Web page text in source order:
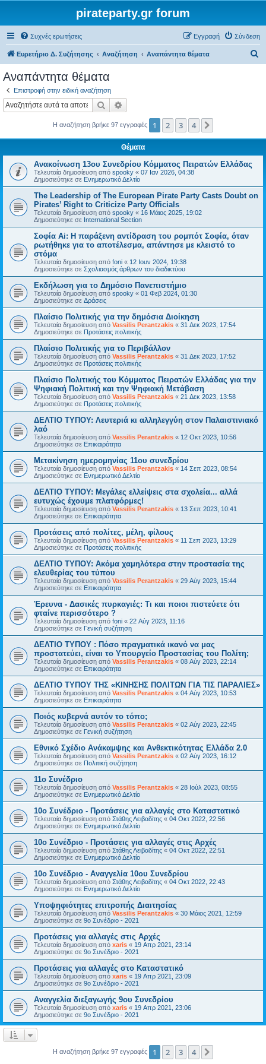
pirateparty.gr forum
Συχνές ερωτήσεις Σύνδεση
Εγγραφή
Ευρετήριο Δ. Συζήτησης Αναζήτηση Αναπάντητα θέματα
η
Αναπάντητα θέματα
Επιστροφή στην ειδική αναζήτηση
Αναζήτηση
Η αναζήτηση βρήκε 97 εγγραφές 1 2 3 4
Θέματα
Ανακοίνωση 13ου Συνεδρίου Κόμματος Πειρατών Ελλάδας
Τελευταία δημοσίευση από spooky « 07 Ιαν 2026, 04:38
Δημοσιεύτηκε σε Ενημερωτικό Δελτίο
The Leadership of The European Pirate Party Casts Doubt on
Pirates’ Right to Criticize Party Officials
Τελευταία δημοσίευση από spooky « 16 Μάιος 2025, 19:02
Δημοσιεύτηκε σε International Section
Σοφία Ai: Η παράξενη αντίδραση του ρομπότ Σοφία, όταν
ρωτήθηκε για το αποτέλεσμα, απάντησε με κλειστό το
στόμα
Τελευταία δημοσίευση από foni « 12 Ιουν 2024, 19:38
Δημοσιεύτηκε σε Σχολιασμός άρθρων του διαδικτύου
Εκδήλωση για το Δημόσιο Πανεπιστήμιο
Τελευταία δημοσίευση από spooky « 01 Φεβ 2024, 01:30
Δημοσιεύτηκε σε Δράσεις
Πλαίσιο Πολιτικής για την δημόσια Διοίκηση
Τελευταία δημοσίευση από Vassilis Perantzakis « 31 Δεκ 2023, 17:54
Δημοσιεύτηκε σε Προτάσεις πολιτικής
Πλαίσιο Πολιτικής για το Περιβάλλον
Τελευταία δημοσίευση από Vassilis Perantzakis « 31 Δεκ 2023, 17:52
Δημοσιεύτηκε σε Προτάσεις πολιτικής
Πλαίσιο Πολιτικής του Κόμματος Πειρατών Ελλάδας για την
Ψηφιακή Πολιτική και την Ψηφιακή Μετάβαση
Τελευταία δημοσίευση από Vassilis Perantzakis « 21 Δεκ 2023, 13:58
Δημοσιεύτηκε σε Προτάσεις πολιτικής
ΔΕΛΤΙΟ ΤΥΠΟΥ: Λευτεριά κι αλληλεγγύη στον Παλαιστινιακό
λαό
Τελευταία δημοσίευση από Vassilis Perantzakis « 12 Οκτ 2023, 10:56
Δημοσιεύτηκε σε Επικαιρότητα
Μετακίνηση ημερομηνίας 11ου συνεδρίου
Τελευταία δημοσίευση από Vassilis Perantzakis « 14 Σεπ 2023, 08:54
Δημοσιεύτηκε σε Ενημερωτικό Δελτίο
ΔΕΛΤΙΟ ΤΥΠΟΥ: Μεγάλες ελλείψεις στα σχολεία... αλλά
ευτυχώς έχουμε πλατφόρμες!
Τελευταία δημοσίευση από Vassilis Perantzakis « 13 Σεπ 2023, 10:41
Δημοσιεύτηκε σε Επικαιρότητα
Προτάσεις από πολίτες, μέλη, φίλους
Τελευταία δημοσίευση από Vassilis Perantzakis « 11 Σεπ 2023, 13:29
Δημοσιεύτηκε σε Προτάσεις πολιτικής
ΔΕΛΤΙΟ ΤΥΠΟΥ: Ακόμα χαμηλότερα στην προστασία της
ελευθερίας του τύπου
Τελευταία δημοσίευση από Vassilis Perantzakis « 29 Αύγ 2023, 15:44
Δημοσιεύτηκε σε Επικαιρότητα
Έρευνα - Δασικές πυρκαγιές: Τι και ποιοι πιστεύετε ότι
φταίνε περισσότερο ?
Τελευταία δημοσίευση από foni « 22 Αύγ 2023, 11:16
Δημοσιεύτηκε σε Γενική συζήτηση
ΔΕΛΤΙΟ ΤΥΠΟΥ : Πόσο πραγματικά ικανό να μας
προστατεύει, είναι το Υπουργείο Προστασίας του Πολίτη;
Τελευταία δημοσίευση από Vassilis Perantzakis « 08 Αύγ 2023, 22:14
Δημοσιεύτηκε σε Επικαιρότητα
ΔΕΛΤΙΟ ΤΥΠΟΥ ΤΗΣ «ΚΙΝΗΣΗΣ ΠΟΛΙΤΩΝ ΓΙΑ ΤΙΣ ΠΑΡΑΛΙΕΣ»
Τελευταία δημοσίευση από Vassilis Perantzakis « 04 Αύγ 2023, 10:53
Δημοσιεύτηκε σε Επικαιρότητα
Ποιός κυβερνά αυτόν το τόπο;
Τελευταία δημοσίευση από Vassilis Perantzakis « 02 Αύγ 2023, 22:45
Δημοσιεύτηκε σε Γενική συζήτηση
Eθνικό Σχέδιο Ανάκαμψης και Ανθεκτικότητας Ελλάδα 2.0
Τελευταία δημοσίευση από Vassilis Perantzakis « 02 Αύγ 2023, 16:12
Δημοσιεύτηκε σε Πολιτική συζήτηση
11o Συνέδριο
Τελευταία δημοσίευση από Vassilis Perantzakis « 28 Ιούλ 2023, 08:55
Δημοσιεύτηκε σε Ενημερωτικό Δελτίο
10ο Συνέδριο - Προτάσεις για αλλαγές στο Καταστατικό
Τελευταία δημοσίευση από Στάθης Λειβαδίτης « 04 Οκτ 2022, 22:56
Δημοσιεύτηκε σε Ενημερωτικό Δελτίο
10ο Συνέδριο - Προτάσεις για αλλαγές στις Αρχές
Τελευταία δημοσίευση από Στάθης Λειβαδίτης « 04 Οκτ 2022, 22:51
Δημοσιεύτηκε σε Ενημερωτικό Δελτίο
10ο Συνέδριο - Αναγγελία 10ου Συνεδρίου
Τελευταία δημοσίευση από Στάθης Λειβαδίτης « 04 Οκτ 2022, 22:43
Δημοσιεύτηκε σε Ενημερωτικό Δελτίο
Υποψηφιότητες επιτροπής Διαιτησίας
Τελευταία δημοσίευση από Vassilis Perantzakis « 30 Μάιος 2021, 12:59
Δημοσιεύτηκε σε 9ο Συνέδριο - 2021
Προτάσεις για αλλαγές στις Αρχές
Τελευταία δημοσίευση από xaris « 19 Απρ 2021, 23:14
Δημοσιεύτηκε σε 9ο Συνέδριο - 2021
Προτάσεις για αλλαγές στο Καταστατικό
Τελευταία δημοσίευση από xaris « 19 Απρ 2021, 23:09
Δημοσιεύτηκε σε 9ο Συνέδριο - 2021
Αναγγελία διεξαγωγής 9ου Συνεδρίου
Τελευταία δημοσίευση από xaris « 19 Απρ 2021, 23:06
Δημοσιεύτηκε σε 9ο Συνέδριο - 2021
Η αναζήτηση βρήκε 97 εγγραφές 1 2 3 4